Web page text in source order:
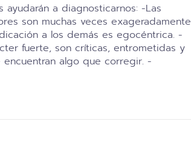
a diagnosticarnos: -Las
son muchas veces exageradamente
a los demás es egocéntrica. -
fuerte, son críticas, entrometidas y
encuentran algo que corregir. -